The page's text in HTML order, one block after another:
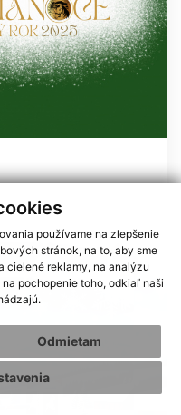
používame na zlepšenie
stránok, na to, aby sme
cielené reklamy, na analýzu
pochopenie toho, odkiaľ naši
Odmietam